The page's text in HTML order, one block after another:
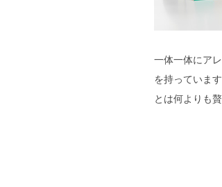
一体一体にア
を持っていま
とは何よりも